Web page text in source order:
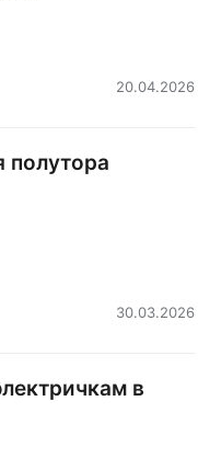
20.04.2026
полутора
30.03.2026
в